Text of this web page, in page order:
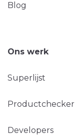
Blog
Ons werk
Superlijst
Productchecker
Developers